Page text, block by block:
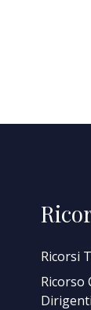
Ricorsi
Ricorso